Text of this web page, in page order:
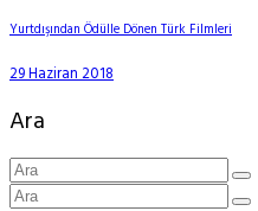
Yurtdışından Ödülle Dönen Türk Filmleri
29 Haziran 2018
Ara